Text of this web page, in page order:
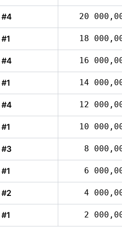
#4 20
#1 18
#4 16
#1 14
#4 12
#1 10
#3 8
#1 6
#2 4
#1 2